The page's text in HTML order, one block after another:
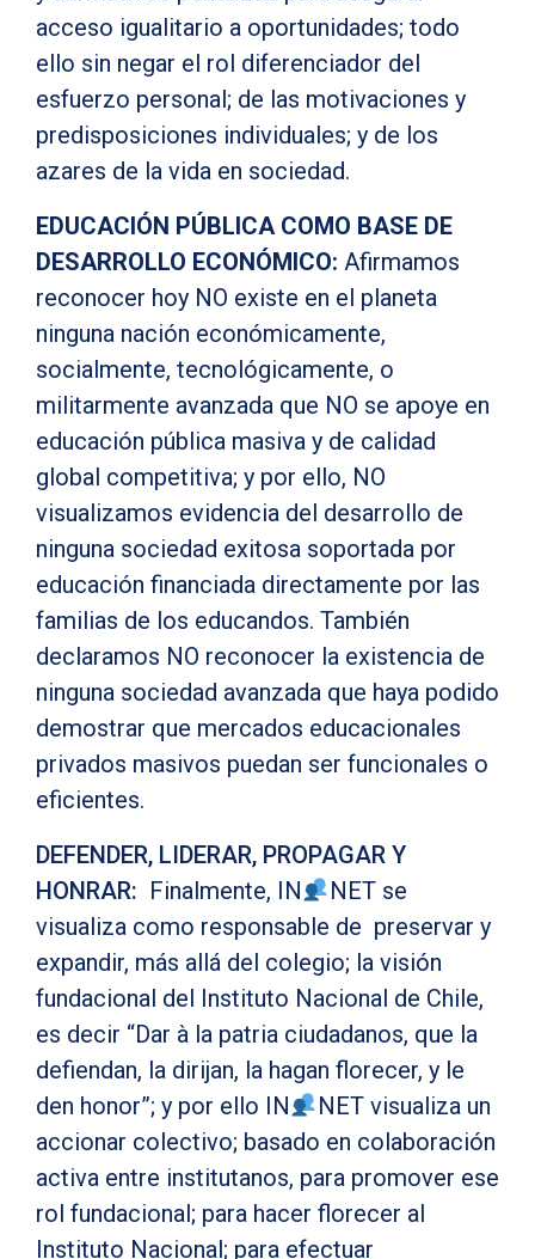
acceso igualitario a oportunidades; todo
ello sin negar el rol diferenciador del
esfuerzo personal; de las motivaciones y
predisposiciones individuales; y de los
azares de la vida en sociedad.
EDUCACIÓN PÚBLICA COMO BASE DE
DESARROLLO ECONÓMICO: Afirmamos
reconocer hoy NO existe en el planeta
ninguna nación económicamente,
socialmente, tecnológicamente, o
militarmente avanzada que NO se apoye en
educación pública masiva y de calidad
global competitiva; y por ello, NO
visualizamos evidencia del desarrollo de
ninguna sociedad exitosa soportada por
educación financiada directamente por las
familias de los educandos. También
declaramos NO reconocer la existencia de
ninguna sociedad avanzada que haya podido
demostrar que mercados educacionales
privados masivos puedan ser funcionales o
eficientes.
DEFENDER, LIDERAR, PROPAGAR Y
HONRAR: Finalmente, IN
NET se
visualiza como responsable de preservar y
expandir, más allá del colegio; la visión
fundacional del Instituto Nacional de Chile,
es decir “Dar à la patria ciudadanos, que la
defiendan, la dirijan, la hagan florecer, y le
den honor”; y por ello IN
NET visualiza un
accionar colectivo; basado en colaboración
activa entre institutanos, para promover ese
rol fundacional; para hacer florecer al
Instituto Nacional; para efectuar